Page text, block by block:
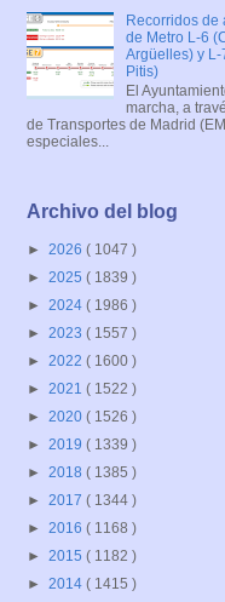
Recorridos de
de Metro L-6
Argüelles) y
Pitis)
El
marcha, a
de Transportes de Madrid
especiales...
Archivo del blog
► 2026 ( 1047 )
► 2025 ( 1839 )
► 2024 ( 1986 )
► 2023 ( 1557 )
► 2022 ( 1600 )
► 2021 ( 1522 )
► 2020 ( 1526 )
► 2019 ( 1339 )
► 2018 ( 1385 )
► 2017 ( 1344 )
► 2016 ( 1168 )
► 2015 ( 1182 )
► 2014 ( 1415 )